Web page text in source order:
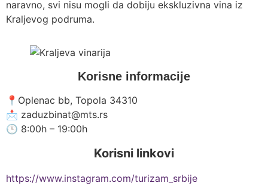
naravno, svi nisu mogli da dobiju ekskluzivna vina iz
Кraljevog podruma.
Korisne informacije
📍Oplenac bb, Topola 34310
📩 zaduzbinat@mts.rs
🕒 8:00h – 19:00h
Korisni linkovi
https://www.instagram.com/turizam_srbije